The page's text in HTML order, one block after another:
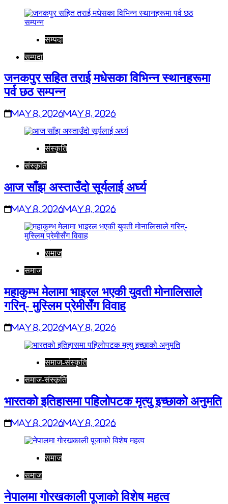
सम्पदा
सम्पदा
जनकपुर सहित तराई मधेसका विभिन्न स्थानहरूमा
पर्व छठ सम्पन्न
May 8, 2026May 8, 2026
संस्कृति
संस्कृति
आज साँझ अस्ताउँदो सूर्यलाई अर्घ्य
May 8, 2026May 8, 2026
समाज
समाज
महाकुम्भ मेलामा भाइरल भएकी युवती मोनालिसाले
गरिन्- मुस्लिम प्रेमीसँग विवाह
May 8, 2026May 8, 2026
समाज-संस्कृति
समाज-संस्कृति
भारतको इतिहासमा पहिलोपटक मृत्यु इच्छाको अनुमति
May 8, 2026May 8, 2026
समाज
समाज
नेपालमा गोरखकाली पूजाको विशेष महत्व